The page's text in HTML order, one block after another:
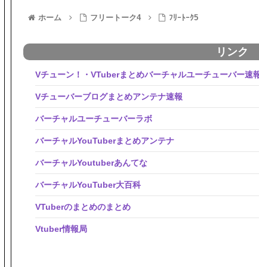
ホーム フリートーク4 ﾌﾘｰﾄｰｸ5
リンク
Vチューン！・VTuberまとめバーチャルユーチューバー速
Vチューバーブログまとめアンテナ速報
バーチャルユーチューバーラボ
バーチャルYouTuberまとめアンテナ
バーチャルYoutuberあんてな
バーチャルYouTuber大百科
VTuberのまとめのまとめ
Vtuber情報局